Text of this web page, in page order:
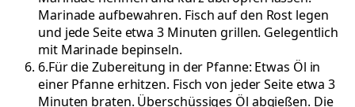
Marinade aufbewahren. Fisch auf den Rost legen
und jede Seite etwa 3 Minuten grillen. Gelegentlich
mit Marinade bepinseln.
6.Für die Zubereitung in der Pfanne: Etwas Öl in
einer Pfanne erhitzen. Fisch von jeder Seite etwa 3
Minuten braten. Überschüssiges Öl abgießen. Die